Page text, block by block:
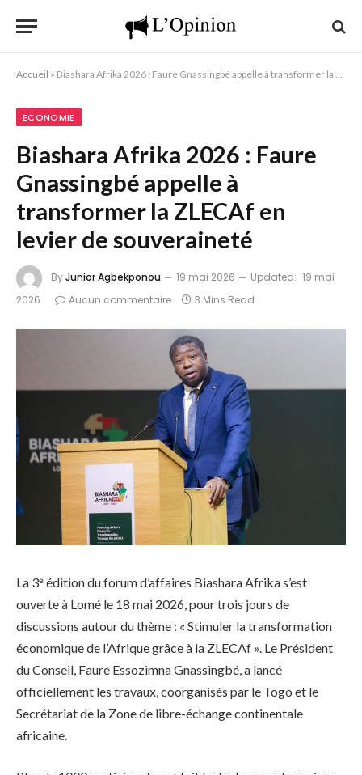
Accueil » Biashara Afrika 2026 : Faure Gnassingbé appelle à transformer la ZLECAf en levier de souveraineté
ECONOMIE
Biashara Afrika 2026 : Faure
Gnassingbé appelle à
transformer la ZLECAf en
levier de souveraineté
ByJunior Agbekponou 19 mai 2026 Updated: 19 mai
2026
Aucun commentaire 3 Mins Read
La 3ᵉ édition du forum d’affaires Biashara Afrika s’est
ouverte à Lomé le 18 mai 2026, pour trois jours de
discussions autour du thème : « Stimuler la transformation
économique de l’Afrique grâce à la ZLECAf ». Le Président
du Conseil, Faure Essozimna Gnassingbé, a lancé
officiellement les travaux, coorganisés par le Togo et le
Secrétariat de la Zone de libre-échange continentale
africaine.